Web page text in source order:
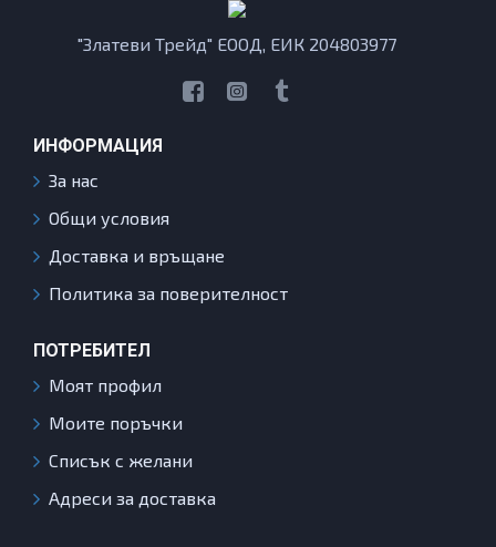
"Златеви Трейд" ЕООД, ЕИК 204803977
ИНФОРМАЦИЯ
За нас
Общи условия
Доставка и връщане
Политика за поверителност
ПОТРЕБИТЕЛ
Моят профил
Моите поръчки
Списък с желани
Адреси за доставка